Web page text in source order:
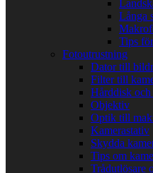
Långa
Tips
Fotoutrustning
Dator till
Filter till
Hårddisk
Objektiv
Optik till
Kamerastativ
Skydda
Tips om
Trådutlösare